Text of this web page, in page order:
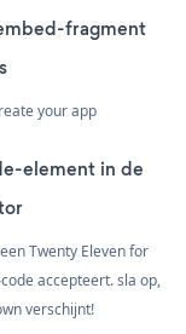
fragment
your app
element in de
Twenty Eleven for
accepteert. sla op,
verschijnt!